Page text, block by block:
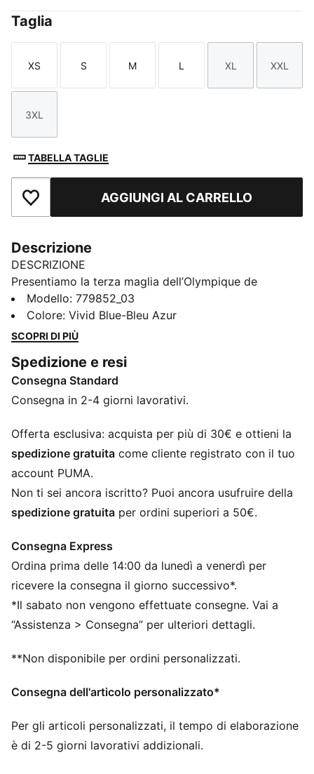
Taglia
Taglia
XS
Taglia
S
Taglia
M
Taglia
L
Taglia
XL
Taglia
XXL
Taglia
3XL
TABELLA TAGLIE
Aggiungi ai PreferitiAGGIUNGI AL CARRELLO
Descrizione
DESCRIZIONE
Presentiamo la terza maglia dell’Olympique de
Marseille per la stagione 25/26: un omaggio audace ai
portuali di Marsiglia. Veri pilastri del porto e tifosi
instancabili dell’OM, incarnano lo spirito combattivo e
design che unisce tradizione e orgoglio, pronto a
lasciare il segno dentro e fuori dal campo.
CARATTERISTICHE + VANTAGGI
sudore dalla pelle e garantiscono freschezza e
comodità durante l’esercizio fisico
Con almeno il 90% di materiale riciclato
Vestibilità: Slim
Materiale principale 2: Dobby
Maniche corte
Lunghezza: Regolare
Indossata dai giocatori durante la stagione 25/26
Dettagli del marchio della squadra e PUMA
Modello: 779852_03
Colore: Vivid Blue-Bleu Azur
SCOPRI DI PIÙ
Spedizione e resi
Consegna Standard
Consegna in 2-4 giorni lavorativi.
Offerta esclusiva: acquista per più di 30€ e ottieni la
spedizione gratuita come cliente registrato con il tuo
account PUMA.
Non ti sei ancora iscritto? Puoi ancora usufruire della
spedizione gratuita per ordini superiori a 50€.
Consegna Express
Ordina prima delle 14:00 da lunedì a venerdì per
ricevere la consegna il giorno successivo*.
*Il sabato non vengono effettuate consegne. Vai a
“Assistenza > Consegna” per ulteriori dettagli.
**Non disponibile per ordini personalizzati.
Consegna dell'articolo personalizzato*
Per gli articoli personalizzati, il tempo di elaborazione
è di 2-5 giorni lavorativi addizionali.